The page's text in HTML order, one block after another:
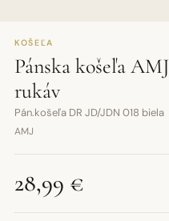
KOŠEĽA
Pánska košeľa
rukáv
Pán.košeľa DR JD/JDN 018 biela
AMJ
28,99 €